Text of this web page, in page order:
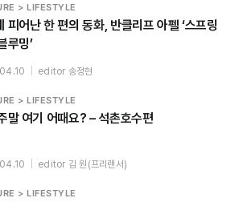
> LIFESTYLE
피어난 한 편의 동화, 반클리프 아펠 ‘스프링
루밍’
editor 송정현
> LIFESTYLE
말 여기 어때요? – 석촌호수편
editor 김 원(프리랜서)
> LIFESTYLE